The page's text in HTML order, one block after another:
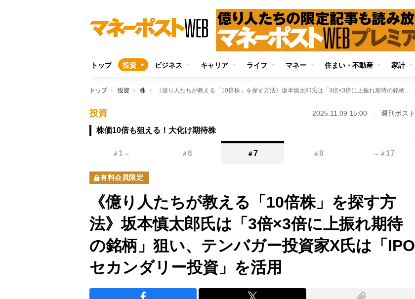
トップ 投資 ビジネス キャリア ライフ マネー 住まい・不動産 家計
トップ 投資 株 《億り人たちが教える「10倍株」を探す方法》坂本慎太郎氏は「3倍×3倍に上振れ期待の銘柄」狙い、テンバガー投資家X氏は「IPOセカンダリー投資」を活用
投資 2025.11.09 15:00 週刊ポスト
株価10倍も狙える！大化け期待株
＃ 1 ～ ＃6 ＃7 ＃8 ～ ＃ 17
有料会員限定
《億り人たちが教える「10倍株」を探す方
法》坂本慎太郎氏は「3倍×3倍に上振れ期待
の銘柄」狙い、テンバガー投資家X氏は「IPO
セカンダリー投資」を活用